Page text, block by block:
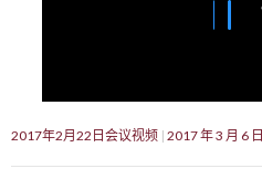
2017年2月22日会议视频 2017 年 3 月 6 日